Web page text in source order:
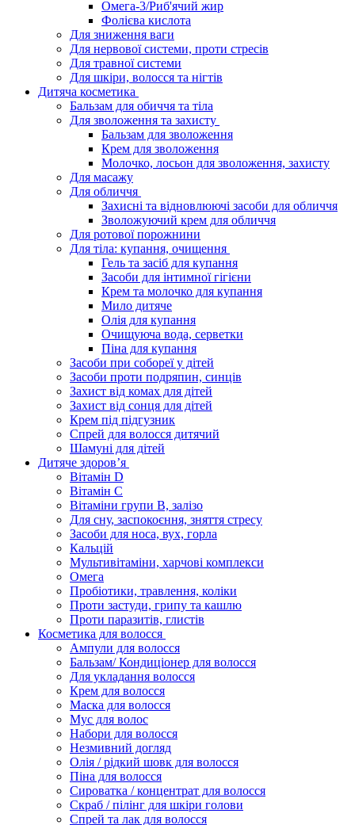
Омега-3/Риб'ячий жир
Фолієва кислота
Для зниження ваги
Для нервової системи, проти стресів
Для травної системи
Для шкіри, волосся та нігтів
Дитяча косметика
Бальзам для обиччя та тіла
Для зволоження та захисту
Бальзам для зволоження
Крем для зволоження
Молочко, лосьон для зволоження, захисту
Для масажу
Для обличчя
Захисні та відновлюючі засоби для обличчя
Зволожуючий крем для обличчя
Для ротової порожнини
Для тіла: купання, очищення
Гель та засіб для купання
Засоби для інтимної гігієни
Крем та молочко для купання
Мило дитяче
Олія для купання
Очищуюча вода, серветки
Піна для купання
Засоби при собореї у дітей
Засоби проти подряпин, синців
Захист від комах для дітей
Захист від сонця для дітей
Крем під підгузник
Спрей для волосся дитячий
Шамуні для дітей
Дитяче здоров’я
Вітамін D
Вітамін С
Вітаміни групи В, залізо
Для сну, заспокоєння, зняття стресу
Засоби для носа, вух, горла
Кальцій
Мультивітаміни, харчові комплекси
Омега
Пробіотики, травлення, коліки
Проти застуди, грипу та кашлю
Проти паразитів, глистів
Косметика для волосся
Ампули для волосся
Бальзам/ Кондиціонер для волосся
Для укладання волосся
Крем для волосся
Маска для волосся
Мус для волос
Набори для волосся
Незмивний догляд
Олія / рідкий шовк для волосся
Піна для волосся
Сироватка / концентрат для волосся
Скраб / пілінг для шкіри голови
Спрей та лак для волосся